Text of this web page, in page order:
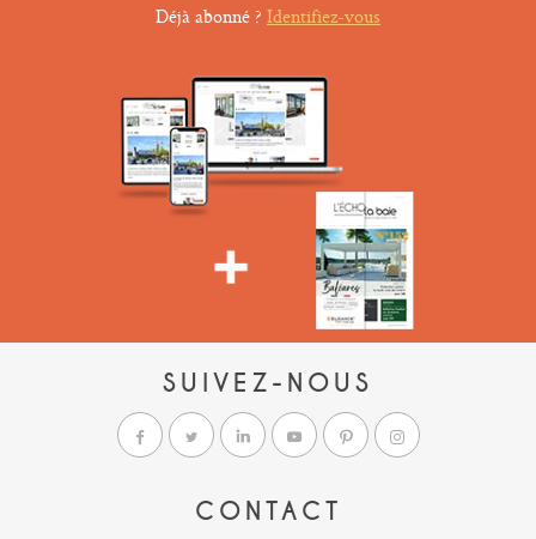
Déjà abonné ? Identifiez-vous
SUIVEZ-NOUS
CONTACT